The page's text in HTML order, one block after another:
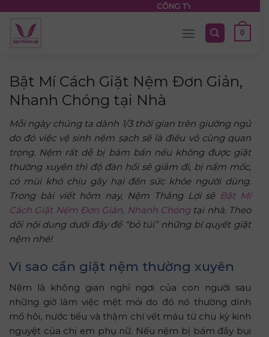
content
CÔNG TY TNHH NỆM THẮNG LỢI
0
Bật Mí Cách Giặt Nệm Đơn Giản,
Nhanh Chóng tại Nhà
Mỗi ngày chúng ta dành 1/3 thời gian trên giường ngủ
do đó việc vệ sinh nệm sạch sẽ là điều vô cùng quan
trọng. Nệm rất dễ bị bám bẩn nếu không được giặt
thường xuyên thì độ đàn hồi sẽ giảm đi, bị nấm mốc,
có mùi khó chịu gây hại đến sức khỏe người dùng.
Trong bài viết hôm nay, Nệm Thắng Lợi sẽ Bật Mí
Cách Giặt Nệm Đơn Giản, Nhanh Chóngtại nhà. Theo
dõi nội dung dưới đây để “bỏ túi” những bí quyết giặt
nệm nhé!
Vì sao cần giặt nệm thường xuyên
Nệm là không gian nghỉ ngơi của con người sau
những giờ làm việc mệt mỏi do đó nó thường dính
mồ hôi, nước tiểu và thậm chí vết máu từ chu kỳ kinh
nguyệt của chị em phụ nữ. Nếu nệm bị bám đầy bụi